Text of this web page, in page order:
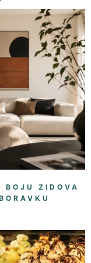
ZIDOVA